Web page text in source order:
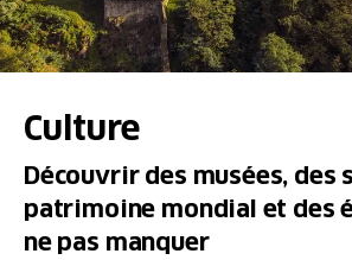
Culture
Découvrir des musées, des
patrimoine mondial et des
ne pas manquer